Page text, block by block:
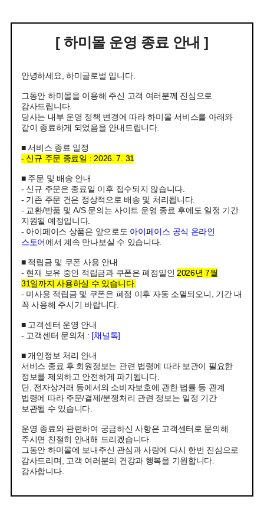
[ 하미몰 운영 종료 안내 ]
안녕하세요, 하미글로벌 입니다.
그동안 하미몰을 이용해 주신 고객 여러분께 진심으로
감사드립니다.
당사는 내부 운영 정책 변경에 따라 하미몰 서비스를 아래와
같이 종료하게 되었음을 안내드립니다.
■ 서비스 종료 일정
- 신규 주문 종료일 : 2026. 7. 31
■ 주문 및 배송 안내
- 신규 주문은 종료일 이후 접수되지 않습니다.
- 기존 주문 건은 정상적으로 배송 및 처리됩니다.
- 교환/반품 및 A/S 문의는 사이트 운영 종료 후에도 일정 기간
지원될 예정입니다.
- 아이페이스 상품은 앞으로도 아이페이스 공식 온라인
스토어에서 계속 만나보실 수 있습니다.
■ 적립금 및 쿠폰 사용 안내
- 현재 보유 중인 적립금과 쿠폰은 폐점일인 2026년 7월
31일까지 사용하실 수 있습니다.
- 미사용 적립금 및 쿠폰은 폐점 이후 자동 소멸되오니, 기간 내
꼭 사용해 주시기 바랍니다.
■ 고객센터 운영 안내
- 고객센터 문의처 : [채널톡]
■ 개인정보 처리 안내
서비스 종료 후 회원정보는 관련 법령에 따라 보관이 필요한
정보를 제외하고 안전하게 파기됩니다.
단, 전자상거래 등에서의 소비자보호에 관한 법률 등 관계
법령에 따라 주문/결제/분쟁처리 관련 정보는 일정 기간
보관될 수 있습니다.
운영 종료와 관련하여 궁금하신 사항은 고객센터로 문의해
주시면 친절히 안내해 드리겠습니다.
그동안 하미몰에 보내주신 관심과 사랑에 다시 한번 진심으로
감사드리며, 고객 여러분의 건강과 행복을 기원합니다.
감사합니다.